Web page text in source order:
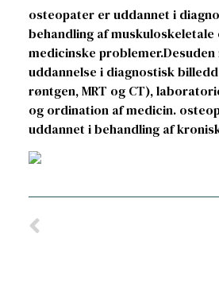
osteopater er uddannet i
behandling af muskuloskeletale
medicinske
uddannelse i diagnostisk
røntgen, MRT og CT),
og ordination af medicin.
uddannet i behandling af